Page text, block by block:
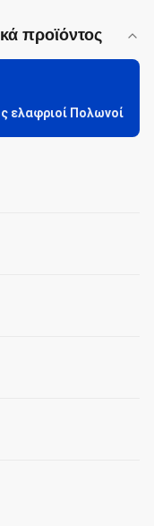
προϊόντος
ελαφριοί Πολωνοί